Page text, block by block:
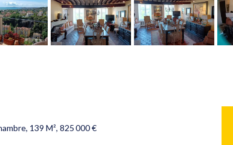
139 M², 825 000 €